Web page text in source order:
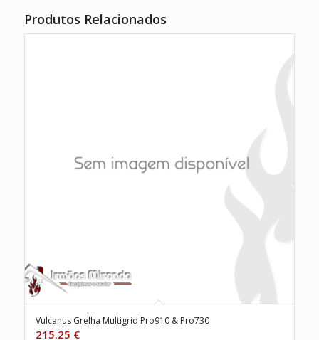
Produtos Relacionados
Vulcanus Grelha Multigrid Pro910 & Pro730
215.25 €